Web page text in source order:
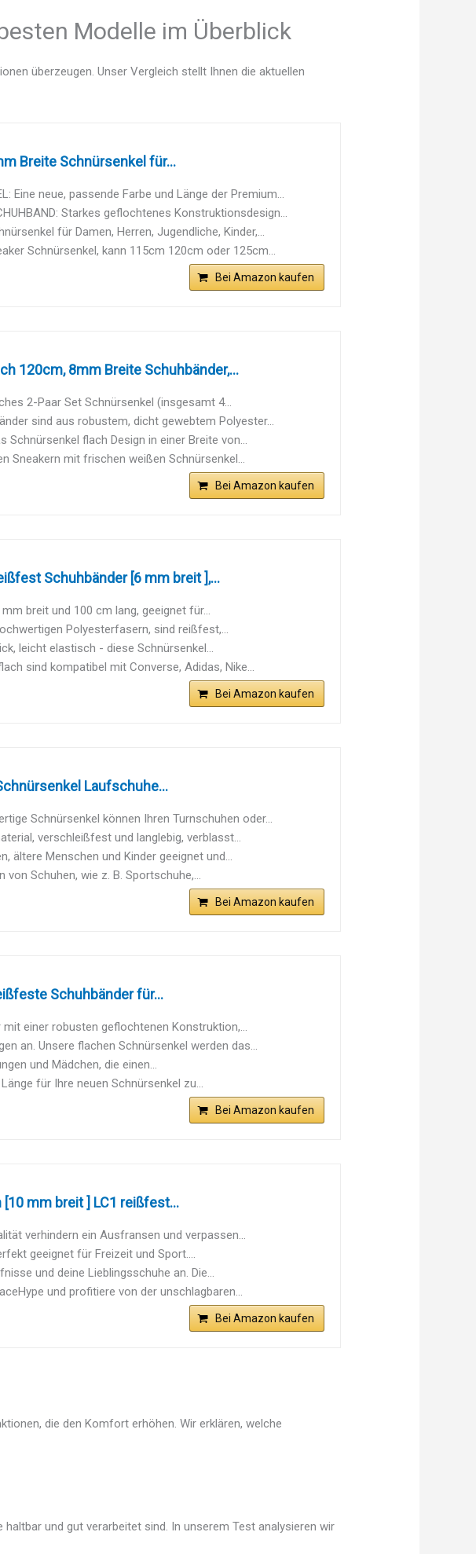
Modelle im Überblick
überzeugen. Unser Vergleich stellt Ihnen die aktuellen
Breite Schnürsenkel für...
Eine neue, passende Farbe und Länge der Premium...
Starkes geflochtenes Konstruktionsdesign...
für Damen, Herren, Jugendliche, Kinder,...
Schnürsenkel, kann 115cm 120cm oder 125cm...
Bei Amazon kaufen
120cm, 8mm Breite Schuhbänder,...
2-Paar Set Schnürsenkel (insgesamt 4...
sind aus robustem, dicht gewebtem Polyester...
Schnürsenkel flach Design in einer Breite von...
Sneakern mit frischen weißen Schnürsenkel...
Bei Amazon kaufen
Schuhbänder [6 mm breit ],...
breit und 100 cm lang, geeignet für...
Polyesterfasern, sind reißfest,...
leicht elastisch - diese Schnürsenkel...
sind kompatibel mit Converse, Adidas, Nike...
Bei Amazon kaufen
Laufschuhe...
Schnürsenkel können Ihren Turnschuhen oder...
verschleißfest und langlebig, verblasst...
ältere Menschen und Kinder geeignet und...
Schuhen, wie z. B. Sportschuhe,...
Bei Amazon kaufen
Schuhbänder für...
einer robusten geflochtenen Konstruktion,...
an. Unsere flachen Schnürsenkel werden das...
und Mädchen, die einen...
für Ihre neuen Schnürsenkel zu...
Bei Amazon kaufen
mm breit ] LC1 reißfest...
verhindern ein Ausfransen und verpassen...
geeignet für Freizeit und Sport....
und deine Lieblingsschuhe an. Die...
und profitiere von der unschlagbaren...
Bei Amazon kaufen
die den Komfort erhöhen. Wir erklären, welche
und gut verarbeitet sind. In unserem Test analysieren wir